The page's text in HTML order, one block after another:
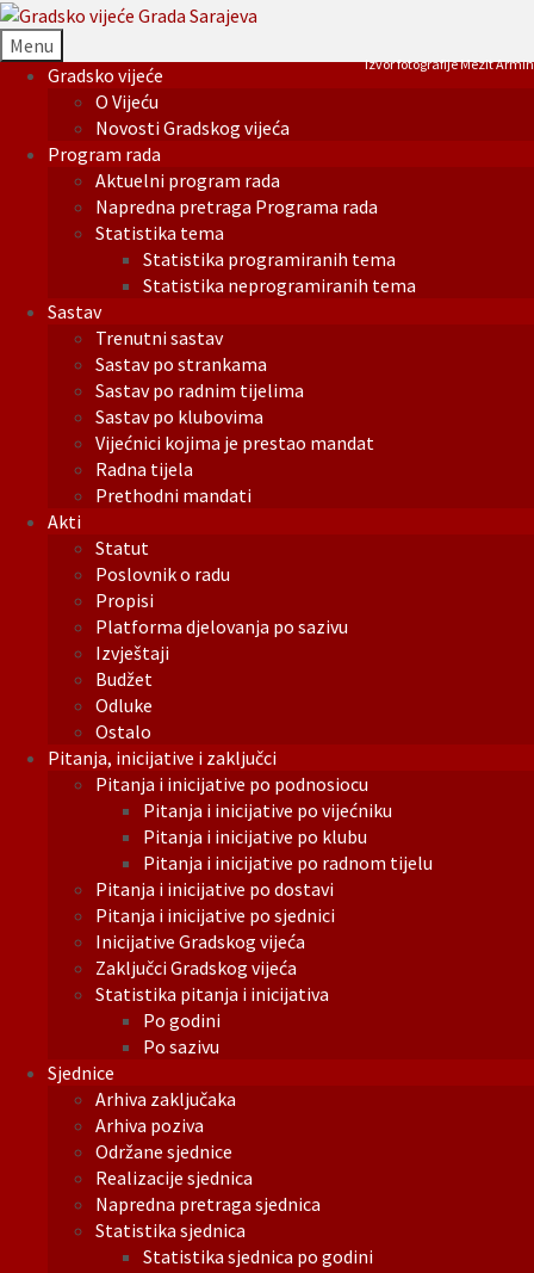
Menu
Gradsko vijeće
O Vijeću
Novosti Gradskog vijeća
Program rada
Aktuelni program rada
Napredna pretraga Programa rada
Statistika tema
Statistika programiranih tema
Statistika neprogramiranih tema
Sastav
Trenutni sastav
Sastav po strankama
Sastav po radnim tijelima
Sastav po klubovima
Vijećnici kojima je prestao mandat
Radna tijela
Prethodni mandati
Akti
Statut
Poslovnik o radu
Propisi
Platforma djelovanja po sazivu
Izvještaji
Budžet
Odluke
Ostalo
Pitanja, inicijative i zaključci
Pitanja i inicijative po podnosiocu
Pitanja i inicijative po vijećniku
Pitanja i inicijative po klubu
Pitanja i inicijative po radnom tijelu
Pitanja i inicijative po dostavi
Pitanja i inicijative po sjednici
Inicijative Gradskog vijeća
Zaključci Gradskog vijeća
Statistika pitanja i inicijativa
Po godini
Po sazivu
Sjednice
Arhiva zaključaka
Arhiva poziva
Održane sjednice
Realizacije sjednica
Napredna pretraga sjednica
Statistika sjednica
Statistika sjednica po godini
Izvor fotografije Mezit Armin